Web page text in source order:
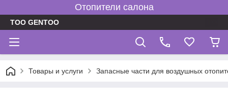
Отопители салона
TOO GENTOO
Товары и услуги Запасные части для воздушных